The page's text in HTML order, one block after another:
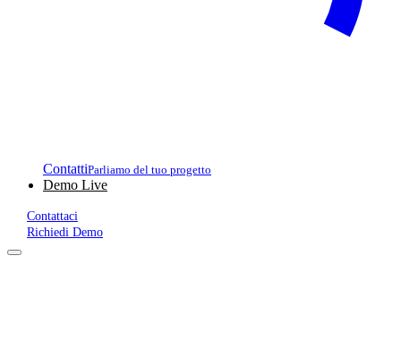
ContattiParliamo del tuo progetto
Demo Live
Contattaci
Richiedi Demo